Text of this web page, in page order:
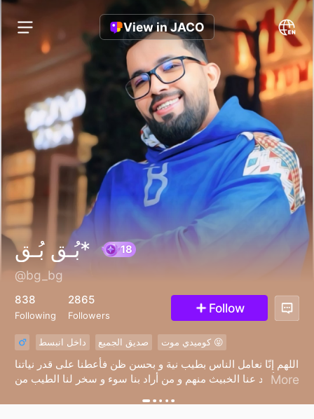
View in JACO
بُـق بُـق*
@bg_bg
838
Following
2865
Followers Follow
داخل انبسط صديق الجميع كوميدي موت 😝
اللهم إنّا نعامل الناس بطيب نية و بحسن ظن فأعطنا على قدر نياتنا
، و أبعد عنا الخبيث منهم و من أراد بنا سوء و سخر لنا الطيب من
More